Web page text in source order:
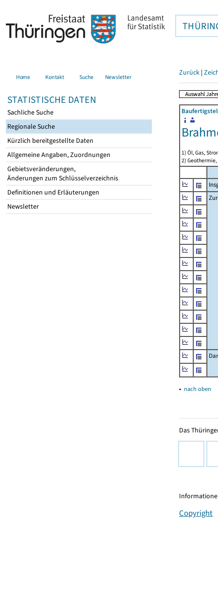
Home Kontakt Suche Newsletter
STATISTISCHE DATEN
Sachliche Suche
Regionale Suche
Kürzlich bereitgestellte Daten
Allgemeine Angaben, Zuordnungen
Gebietsveränderungen,
Änderungen zum Schlüsselverzeichnis
Definitionen und Erläuterungen
Newsletter
Zurück |
1) Öl, Gas,
2)
▴ nach oben
Das
Copyright